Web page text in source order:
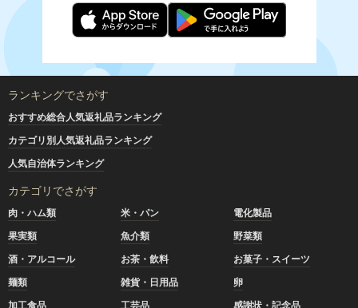
ランキングでさがす
おすすめ総合人気返礼品ランキング
カテゴリ別人気返礼品ランキング
人気自治体ランキング
カテゴリでさがす
肉・ハム類 米・パン
電化製品
果実類
魚介類
野菜類
酒・アルコール
お茶・飲料
お菓子・スイーツ
麺類
雑貨・日用品
卵
加工食品
工芸品
感謝状・記念品